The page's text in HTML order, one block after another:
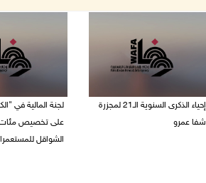
إحياء الذكرى السنوية الـ21 لمجزرة
شفا عمرو
لجنة المالية في
على تخصيص مئات
الشواقل